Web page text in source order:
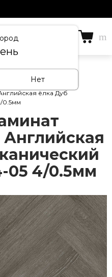
Нет
Кварцевый ламинат
ёлка Дуб
0.5мм
05 4/0.5мм